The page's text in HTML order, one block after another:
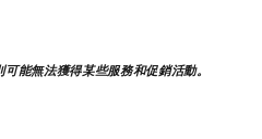
能無法獲得某些服務和促銷活動。